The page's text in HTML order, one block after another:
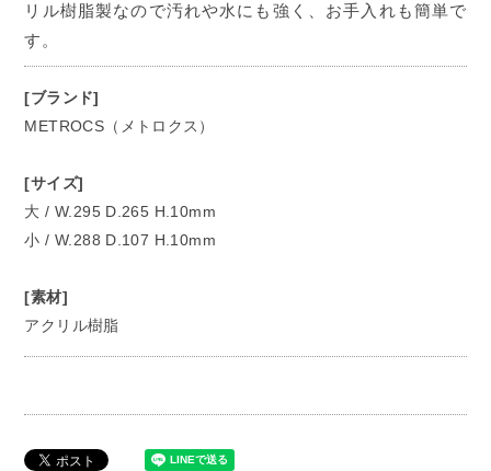
リル樹脂製なので汚れや水にも強く、お手入れも簡単で
す。
[ブランド]
METROCS（メトロクス）
[サイズ]
大 / W.295 D.265 H.10mm
小 / W.288 D.107 H.10mm
[素材]
アクリル樹脂